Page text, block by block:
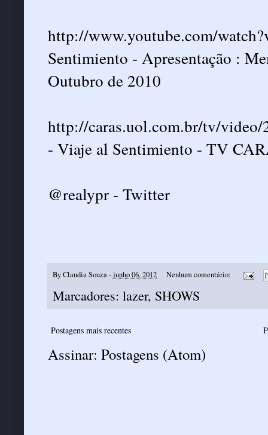
http://www.youtube.com/
Sentimiento - Apresentação :
Outubro de 2010
http://caras.uol.com.br/tv/video/
- Viaje al Sentimiento - TV
@realypr - Twitter
ByClaudia Souza-junho 06, 2012 Nenhum comentário:
Marcadores: lazer, SHOWS
Postagens mais recentes
Assinar: Postagens (Atom)